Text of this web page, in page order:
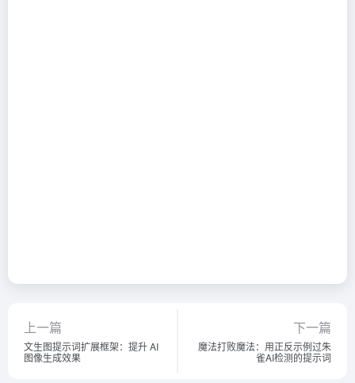
上一篇
文生图提示词扩展框架：提升 AI
图像生成效果
下一篇
魔法打败魔法：用正反示例过朱
雀AI检测的提示词